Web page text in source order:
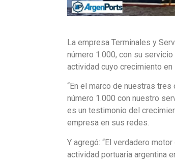
La empresa Terminales y
número 1.000, con su
actividad cuyo crecimiento en
“En el marco de nuestras
número 1.000 con nuestro
es un testimonio del
empresa en sus redes.
Y agregó: “El verdadero
actividad portuaria argentina